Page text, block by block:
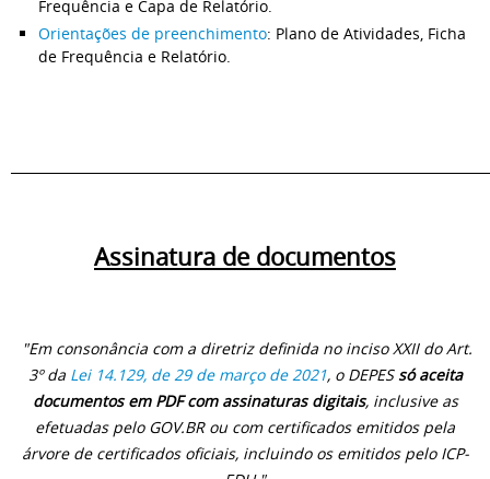
Frequência e Capa de Relatório.
Orientações de preenchimento: Plano de Atividades, Ficha
de Frequência e Relatório.
Assinatura de documentos
"Em consonância com a diretriz definida no inciso XXII do Art.
3º da Lei 14.129, de 29 de março de 2021, o DEPES só aceita
documentos em PDF com assinaturas digitais, inclusive as
efetuadas pelo GOV.BR ou com certificados emitidos pela
árvore de certificados oficiais, incluindo os emitidos pelo ICP-